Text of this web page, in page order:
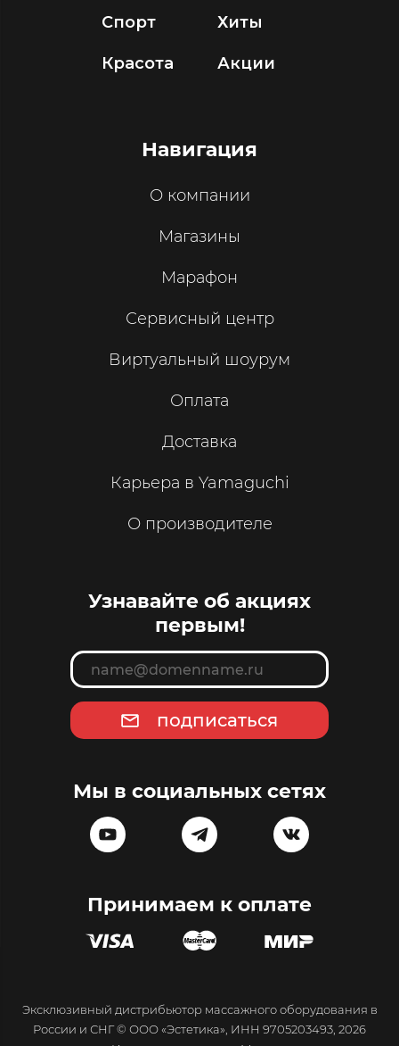
Спорт
Красота
Хиты
Акции
Навигация
О компании
Магазины
Марафон
Сервисный центр
Виртуальный шоурум
Оплата
Доставка
Карьера в Yamaguchi
О производителе
Узнавайте об акциях
первым!
подписаться
Мы в социальных сетях
Принимаем к оплате
Эксклюзивный дистрибьютор массажного оборудования в
России и СНГ © ООО «Эстетика», ИНН 9705203493, 2026